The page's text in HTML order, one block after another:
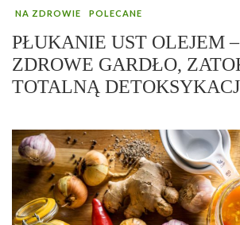
NA ZDROWIE POLECANE
PŁUKANIE UST OLEJEM
ZDROWE GARDŁO,
TOTALNĄ